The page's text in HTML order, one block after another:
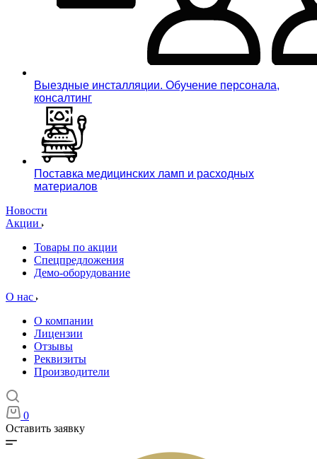
Выездные инсталляции. Обучение персонала,
консалтинг
Поставка медицинских ламп и расходных
материалов
Новости
Акции
Товары по акции
Спецпредложения
Демо-оборудование
О нас
О компании
Лицензии
Отзывы
Реквизиты
Производители
0
Оставить заявку